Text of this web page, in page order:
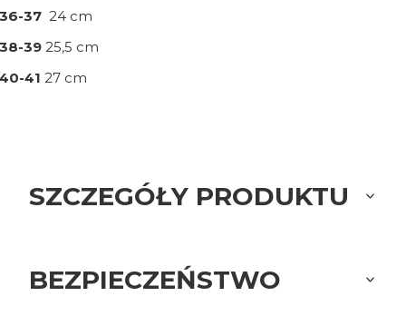
36-37 24 cm
38-39 25,5 cm
40-41 27 cm
SZCZEGÓŁY PRODUKTU
BEZPIECZEŃSTWO